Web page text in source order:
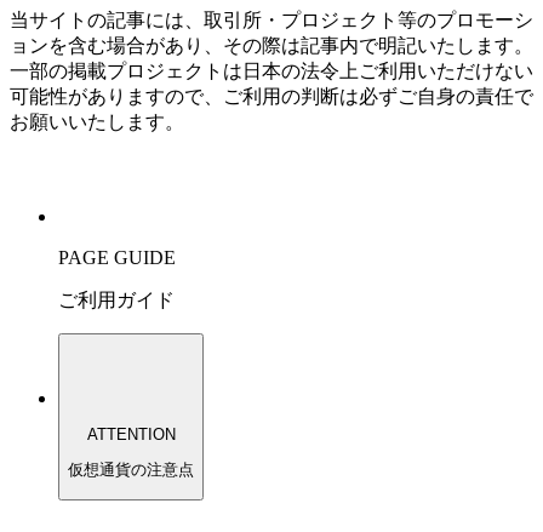
当サイトの記事には、取引所・プロジェクト等のプロモーシ
ョンを含む場合があり、その際は記事内で明記いたします。
一部の掲載プロジェクトは日本の法令上ご利用いただけない
可能性がありますので、ご利用の判断は必ずご自身の責任で
お願いいたします。
PAGE GUIDE
ご利用ガイド
ATTENTION
仮想通貨の注意点